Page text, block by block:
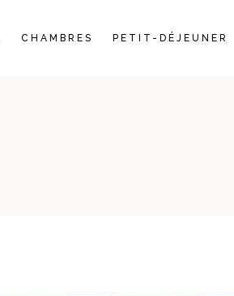
CHAMBRES PETIT-DÉJEUNER